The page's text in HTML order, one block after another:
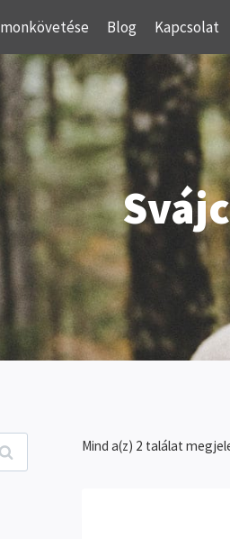
Blog Kapcsolat
Mind a(z) 2 találat
Keresés